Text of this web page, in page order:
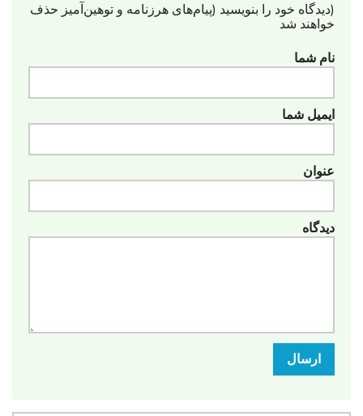
(دیدگاه خود را بنویسید (پیام‌های هرزنامه‌ و توهین‌آمیز حذف
خواهند شد
نام شما
ایمیل شما
عنوان
دیدگاه
ارسال